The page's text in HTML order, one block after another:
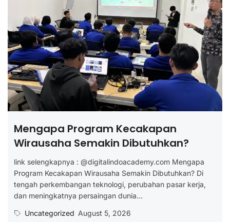
Mengapa Program Kecakapan
Wirausaha Semakin Dibutuhkan?
link selengkapnya : @digitalindoacademy.com Mengapa
Program Kecakapan Wirausaha Semakin Dibutuhkan? Di
tengah perkembangan teknologi, perubahan pasar kerja,
dan meningkatnya persaingan dunia...
Uncategorized August 5, 2026